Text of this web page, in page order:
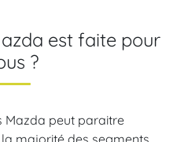
est faite pour
?
Mazda peut paraitre